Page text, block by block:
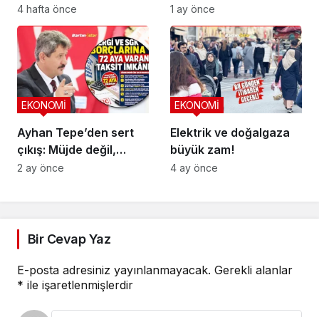
çay-kahve fiyatları
4 hafta önce
kapanmasın
1 ay önce
Ayhan Tepe’den sert
çıkış: Müjde değil,
vicdansızlık
EKONOMİ
2 ay önce
Elektrik ve doğalgaza
büyük zam!
EKONOMİ
4 ay önce
Bir Cevap Yaz
E-posta adresiniz yayınlanmayacak. Gerekli alanlar
* ile işaretlenmişlerdir